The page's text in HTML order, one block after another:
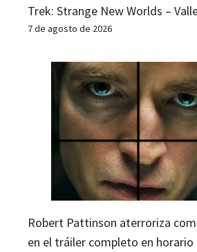
Trek: Strange New Worlds –
7 de agosto de 2026
Robert Pattinson aterroriza
en el tráiler completo en